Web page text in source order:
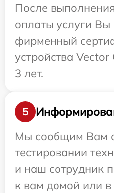
После
оплаты услуги Вы
фирменный
устройства
3 лет.
5
Мы сообщим Вам
тестировании
и наш сотрудник
к вам домой или